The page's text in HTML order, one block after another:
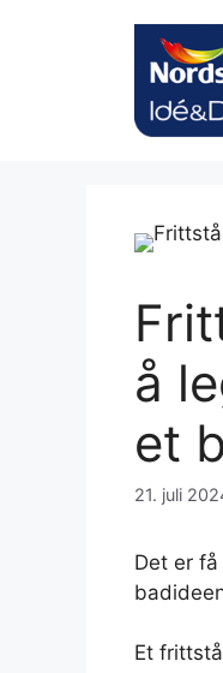
å
et
21. juli
Det er
Et